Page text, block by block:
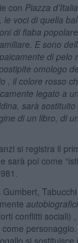
con Piazza d’Italia
le voci di quella
di fiaba
E sono
di pelo
omologo
, il colore rosso
legato a
sarà
di un libro, di
si registra il
sarà poi come
Gumbert,
autobiografici
conflitti sociali)
si